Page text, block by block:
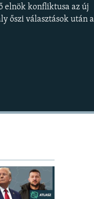
elnök konfliktusa az új
őszi választások után a